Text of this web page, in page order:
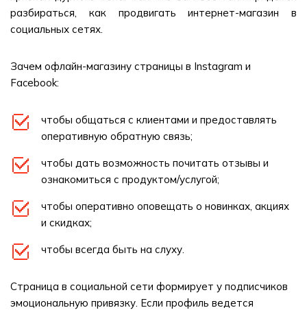
разбираться, как продвигать интернет-магазин в
социальных сетях.
Зачем офлайн-магазину страницы в Instagram и
Facebook:
чтобы общаться с клиентами и предоставлять
оперативную обратную связь;
чтобы дать возможность почитать отзывы и
ознакомиться с продуктом/услугой;
чтобы оперативно оповещать о новинках, акциях
и скидках;
чтобы всегда быть на слуху.
Страница в социальной сети формирует у подписчиков
эмоциональную привязку. Если профиль ведется